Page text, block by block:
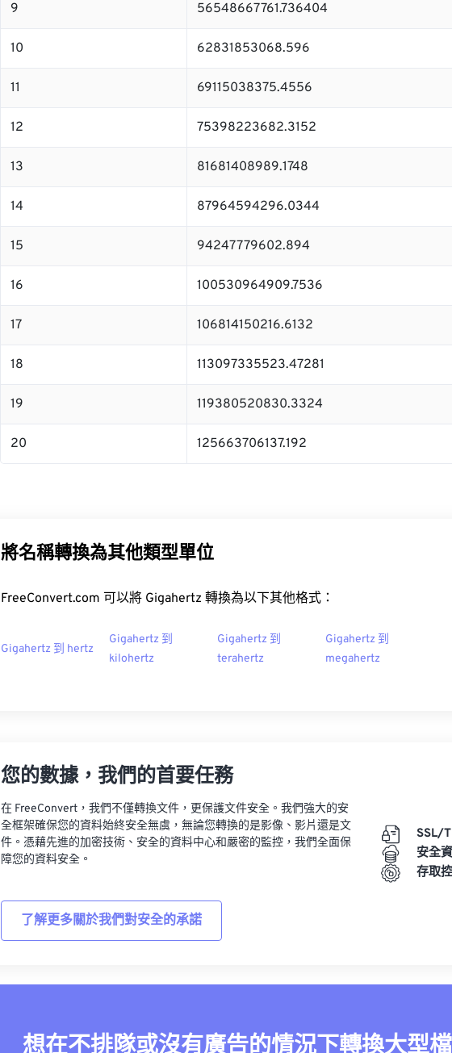
9 56548667761.736404
10 62831853068.596
11 69115038375.4556
12 75398223682.3152
13 81681408989.1748
14 87964594296.0344
15 94247779602.894
16 100530964909.7536
17 106814150216.6132
18 113097335523.47281
19 119380520830.3324
20 125663706137.192
將名稱轉換為其他類型單位
FreeConvert.com 可以將 Gigahertz 轉換為以下其他格式：
Gigahertz 到 hertz
Gigahertz 到
kilohertz
Gigahertz 到
terahertz
Gigahertz 到
megahertz
您的數據，我們的首要任務
在 FreeConvert，我們不僅轉換文件，更保護文件安全。我們強大的安
全框架確保您的資料始終安全無虞，無論您轉換的是影像、影片還是文
件。憑藉先進的加密技術、安全的資料中心和嚴密的監控，我們全面保
障您的資料安全。
了解更多關於我們對安全的承諾
SSL/
安全
存取